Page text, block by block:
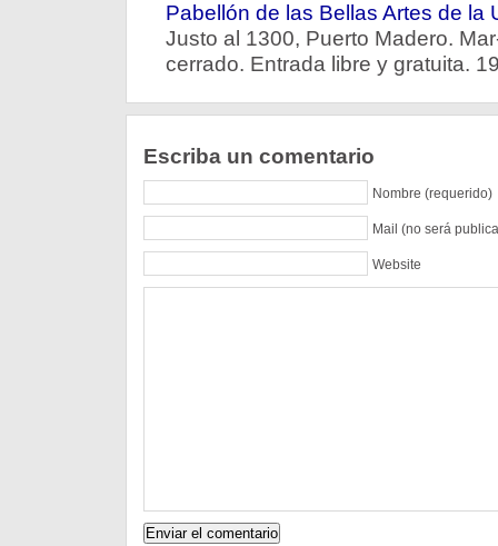
Pabellón de las Bellas Artes de la
Justo al 1300, Puerto Madero.
cerrado. Entrada libre y gratuita.
Escriba un comentario
Nombre (requerido)
Mail (no será
Website